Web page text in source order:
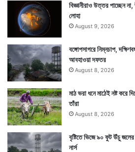
Tags Coronavirus
বিজ্ঞানীরাও উত্তর পাচ্ছেন
লোহা
August 9, 2026
বঙ্গোপসাগরে নিম্নচাপ,
আবহাওয়া দফতর
August 8, 2026
মাঠ ভরা ধনে মাঠেই নষ্ট করে
তাঁরা
August 8, 2026
বৃষ্টিতে ভিজে ৯০ ফুট উঁচু
নার্স